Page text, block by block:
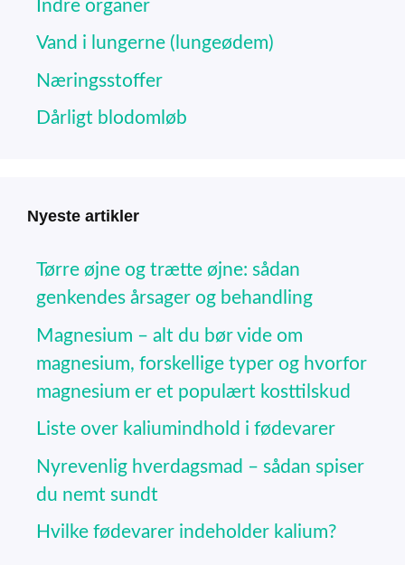
Indre organer
Vand i lungerne (lungeødem)
Næringsstoffer
Dårligt blodomløb
Nyeste artikler
Tørre øjne og trætte øjne: sådan
genkendes årsager og behandling
Magnesium – alt du bør vide om
magnesium, forskellige typer og hvorfor
magnesium er et populært kosttilskud
Liste over kaliumindhold i fødevarer
Nyrevenlig hverdagsmad – sådan spiser
du nemt sundt
Hvilke fødevarer indeholder kalium?